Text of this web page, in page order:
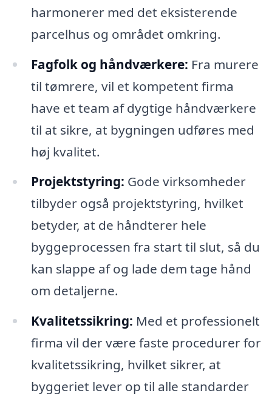
harmonerer med det eksisterende
parcelhus og området omkring.
Fagfolk og håndværkere: Fra murere
til tømrere, vil et kompetent firma
have et team af dygtige håndværkere
til at sikre, at bygningen udføres med
høj kvalitet.
Projektstyring: Gode virksomheder
tilbyder også projektstyring, hvilket
betyder, at de håndterer hele
byggeprocessen fra start til slut, så du
kan slappe af og lade dem tage hånd
om detaljerne.
Kvalitetssikring: Med et professionelt
firma vil der være faste procedurer for
kvalitetssikring, hvilket sikrer, at
byggeriet lever op til alle standarder